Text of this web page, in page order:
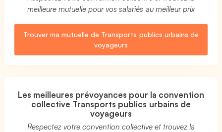
meilleure mutuelle pour vos salariés au meilleur prix
Trouver ma mutuelle de Transports publics urbains de
voyageurs
Les meilleures prévoyances pour la convention
collective Transports publics urbains de
voyageurs
Respectez votre convention collective et trouvez la